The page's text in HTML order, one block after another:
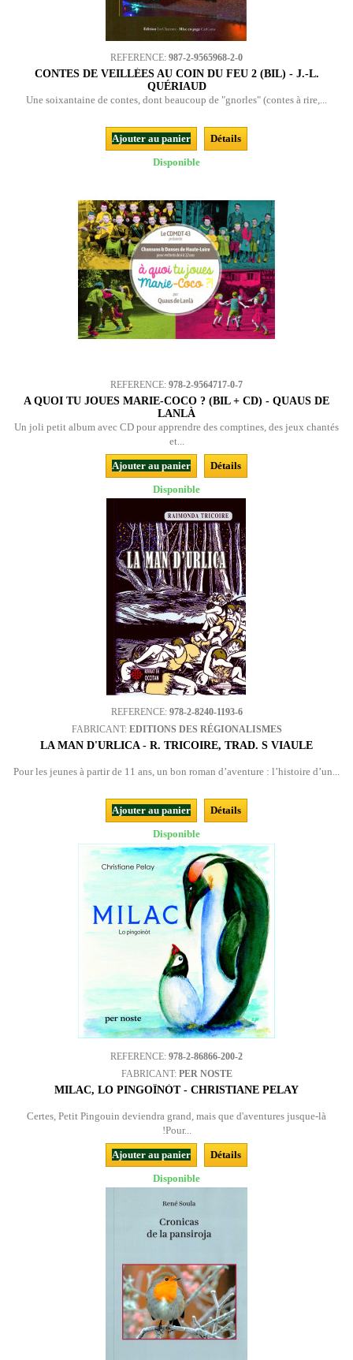
REFERENCE: 987-2-9565968-2-0
CONTES DE VEILLÉES AU COIN DU FEU 2 (BIL) - J.-L.
QUÉRIAUD
Une soixantaine de contes, dont beaucoup de "gnorles" (contes à rire,...
Ajouter au panier
Détails
Disponible
REFERENCE: 978-2-9564717-0-7
A QUOI TU JOUES MARIE-COCO ? (BIL + CD) - QUAUS DE
LANLÀ
Un joli petit album avec CD pour apprendre des comptines, des jeux chantés
et...
Ajouter au panier
Détails
Disponible
REFERENCE: 978-2-8240-1193-6
FABRICANT: EDITIONS DES RÉGIONALISMES
LA MAN D'URLICA - R. TRICOIRE, TRAD. S VIAULE
Pour les jeunes à partir de 11 ans, un bon roman d’aventure : l’histoire d’un...
Ajouter au panier
Détails
Disponible
REFERENCE: 978-2-86866-200-2
FABRICANT: PER NOSTE
MILAC, LO PINGOÏNÒT - CHRISTIANE PELAY
Certes, Petit Pingouin deviendra grand, mais que d'aventures jusque-là
!Pour...
Ajouter au panier
Détails
Disponible